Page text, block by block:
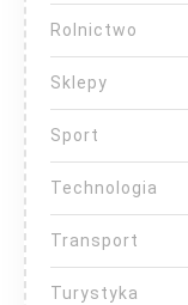
Rolnictwo
Sklepy
Sport
Technologia
Transport
Turystyka